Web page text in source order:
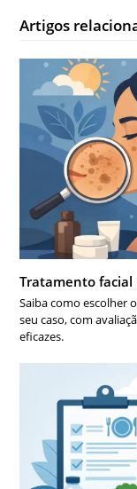
Artigos
Tratamento facial
Saiba como escolher
seu caso, com
eficazes.